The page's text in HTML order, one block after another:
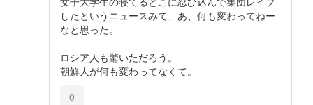
したというニュースみて、あ、何も変わってねー
なと思った。
ロシア人も驚いただろう。
朝鮮人が何も変わってなくて。
0